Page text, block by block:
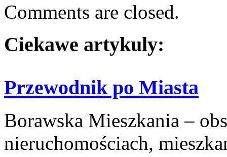
Comments are closed.
Ciekawe artykuly:
Przewodnik po Miasta
Borawska Mieszkania –
nieruchomościach,